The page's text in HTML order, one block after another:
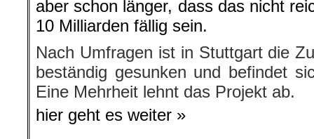
aber schon länger, dass das nicht
10 Milliarden fällig sein.
Nach Umfragen ist in Stuttgart die
beständig gesunken und befindet
Eine Mehrheit lehnt das Projekt ab.
hier geht es weiter »